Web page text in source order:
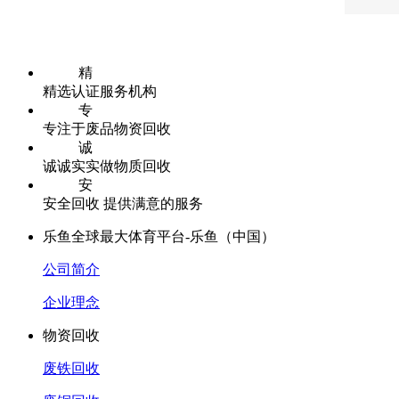
精
精选认证服务机构
专
专注于废品物资回收
诚
诚诚实实做物质回收
安
安全回收 提供满意的服务
乐鱼全球最大体育平台-乐鱼（中国）
公司简介
企业理念
物资回收
废铁回收